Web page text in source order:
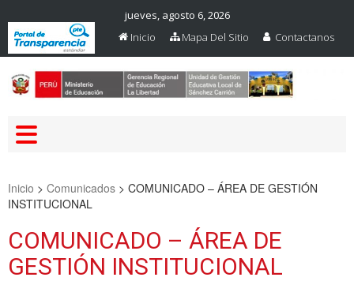
jueves, agosto 6, 2026
Inicio
Mapa Del Sitio Contactanos
Inicio > Comunicados > COMUNICADO – ÁREA DE GESTIÓN
INSTITUCIONAL
COMUNICADO – ÁREA DE
GESTIÓN INSTITUCIONAL